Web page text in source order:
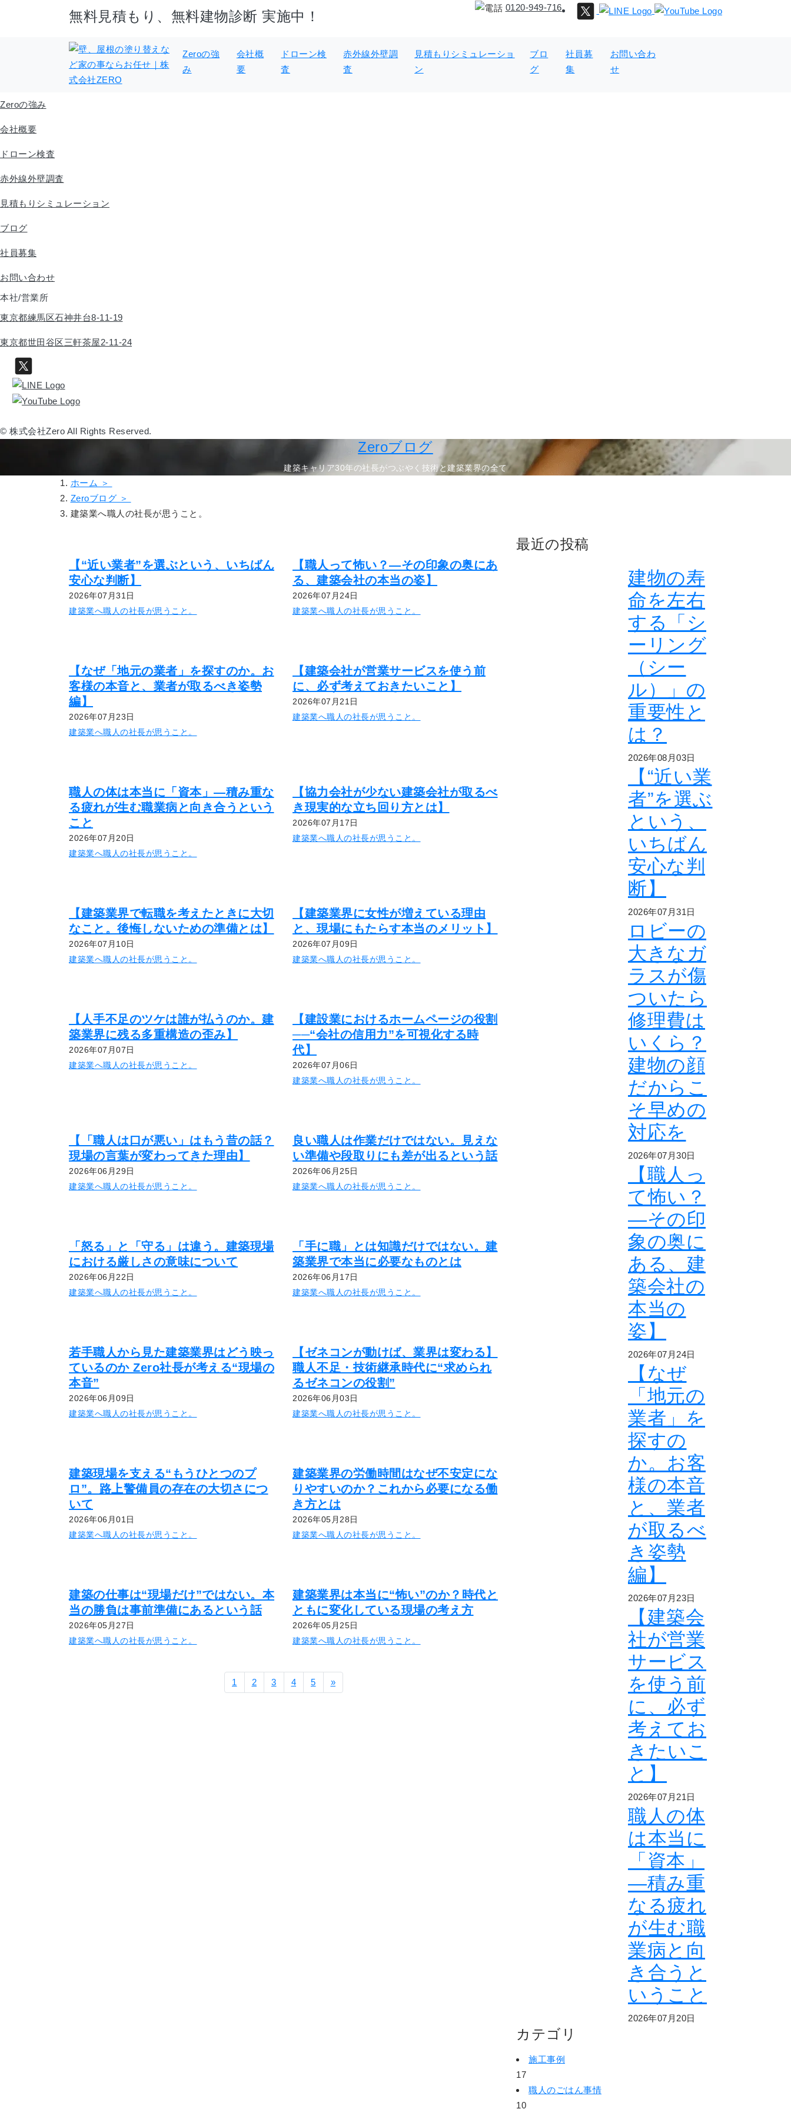
無料見積もり、無料建物診断 実施中！
0120-949-716
Zeroの強
み
会社概
要
ドローン検
査
赤外線外壁調
査
見積もりシミュレーショ
ン
ブロ
グ
社員募
集
お問い合わ
せ
Zeroの強み
会社概要
ドローン検査
赤外線外壁調査
見積もりシミュレーション
ブログ
社員募集
お問い合わせ
本社/営業所
東京都練馬区石神井台8-11-19
東京都世田谷区三軒茶屋2-11-24
© 株式会社Zero All Rights Reserved.
Zeroブログ
建築キャリア30年の社長がつぶやく技術と建築業界の全て
ホーム ＞
Zeroブログ ＞
建築業へ職人の社長が思うこと。
【“近い業者”を選ぶという、いちばん
安心な判断】
2026年07月31日
建築業へ職人の社長が思うこと。
【職人って怖い？―その印象の奥にあ
る、建築会社の本当の姿】
2026年07月24日
建築業へ職人の社長が思うこと。
【なぜ「地元の業者」を探すのか。お
客様の本音と、業者が取るべき姿勢
編】
2026年07月23日
建築業へ職人の社長が思うこと。
【建築会社が営業サービスを使う前
に、必ず考えておきたいこと】
2026年07月21日
建築業へ職人の社長が思うこと。
職人の体は本当に「資本」―積み重な
る疲れが生む職業病と向き合うという
こと
2026年07月20日
建築業へ職人の社長が思うこと。
【協力会社が少ない建築会社が取るべ
き現実的な立ち回り方とは】
2026年07月17日
建築業へ職人の社長が思うこと。
【建築業界で転職を考えたときに大切
なこと。後悔しないための準備とは】
2026年07月10日
建築業へ職人の社長が思うこと。
【建築業界に女性が増えている理由
と、現場にもたらす本当のメリット】
2026年07月09日
建築業へ職人の社長が思うこと。
【人手不足のツケは誰が払うのか。建
築業界に残る多重構造の歪み】
2026年07月07日
建築業へ職人の社長が思うこと。
【建設業におけるホームページの役割
──“会社の信用力”を可視化する時
代】
2026年07月06日
建築業へ職人の社長が思うこと。
【「職人は口が悪い」はもう昔の話？
現場の言葉が変わってきた理由】
2026年06月29日
建築業へ職人の社長が思うこと。
良い職人は作業だけではない。見えな
い準備や段取りにも差が出るという話
2026年06月25日
建築業へ職人の社長が思うこと。
「怒る」と「守る」は違う。建築現場
における厳しさの意味について
2026年06月22日
建築業へ職人の社長が思うこと。
「手に職」とは知識だけではない。建
築業界で本当に必要なものとは
2026年06月17日
建築業へ職人の社長が思うこと。
若手職人から見た建築業界はどう映っ
ているのか Zero社長が考える“現場の
本音”
2026年06月09日
建築業へ職人の社長が思うこと。
【ゼネコンが動けば、業界は変わる】
職人不足・技術継承時代に“求められ
るゼネコンの役割”
2026年06月03日
建築業へ職人の社長が思うこと。
建築現場を支える“もうひとつのプ
ロ”。路上警備員の存在の大切さにつ
いて
2026年06月01日
建築業へ職人の社長が思うこと。
建築業界の労働時間はなぜ不安定にな
りやすいのか？これから必要になる働
き方とは
2026年05月28日
建築業へ職人の社長が思うこと。
建築の仕事は“現場だけ”ではない。本
当の勝負は事前準備にあるという話
2026年05月27日
建築業へ職人の社長が思うこと。
建築業界は本当に“怖い”のか？時代と
ともに変化している現場の考え方
2026年05月25日
建築業へ職人の社長が思うこと。
1 2 3 4 5 »
最近の投稿
建物の寿
命を左右
する「シ
ーリング
（シー
ル）」の
重要性と
は？
2026年08月03日
【“近い業
者”を選ぶ
という、
いちばん
安心な判
断】
2026年07月31日
ロビーの
大きなガ
ラスが傷
ついたら
修理費は
いくら？
建物の顔
だからこ
そ早めの
対応を
2026年07月30日
【職人っ
て怖い？
―その印
象の奥に
ある、建
築会社の
本当の
姿】
2026年07月24日
【なぜ
「地元の
業者」を
探すの
か。お客
様の本音
と、業者
が取るべ
き姿勢
編】
2026年07月23日
【建築会
社が営業
サービス
を使う前
に、必ず
考えてお
きたいこ
と】
2026年07月21日
職人の体
は本当に
「資本」
―積み重
なる疲れ
が生む職
業病と向
き合うと
いうこと
2026年07月20日
カテゴリ
施工事例
17
職人のごはん事情
10